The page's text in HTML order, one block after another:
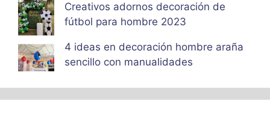
Creativos adornos decoración de
fútbol para hombre 2023
4 ideas en decoración hombre araña
sencillo con manualidades